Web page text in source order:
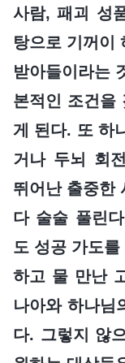
사람, 패괴 성
탕으로 기꺼이
받아들이라는
본적인 조건을
게 된다. 또 하
거나 두뇌 회
뛰어난 출중한
다 술술 풀린
도 성공 가도
하고 물 만난
나아와 하나님
다. 그렇지 않